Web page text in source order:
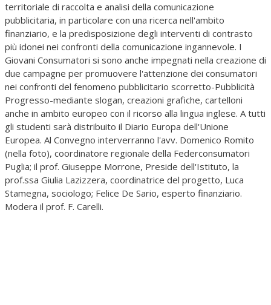
territoriale di raccolta e analisi della comunicazione
pubblicitaria, in particolare con una ricerca nell'ambito
finanziario, e la predisposizione degli interventi di contrasto
più idonei nei confronti della comunicazione ingannevole. I
Giovani Consumatori si sono anche impegnati nella creazione di
due campagne per promuovere l'attenzione dei consumatori
nei confronti del fenomeno pubblicitario scorretto-Pubblicità
Progresso-mediante slogan, creazioni grafiche, cartelloni
anche in ambito europeo con il ricorso alla lingua inglese. A tutti
gli studenti sarà distribuito il Diario Europa dell'Unione
Europea. Al Convegno interverranno l'avv. Domenico Romito
(nella foto), coordinatore regionale della Federconsumatori
Puglia; il prof. Giuseppe Morrone, Preside dell'Istituto, la
prof.ssa Giulia Lazizzera, coordinatrice del progetto, Luca
Stamegna, sociologo; Felice De Sario, esperto finanziario.
Modera il prof. F. Carelli.